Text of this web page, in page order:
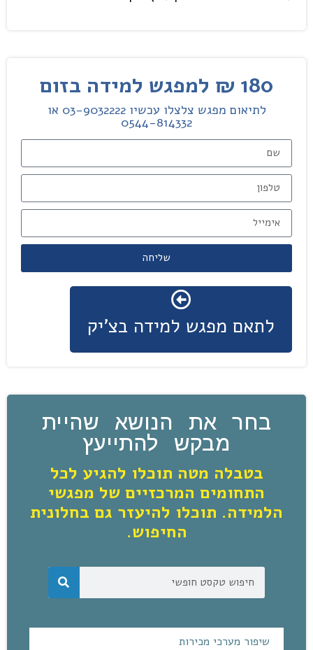
180 ₪ למפגש למידה בזום
לתיאום מפגש צלצלו עכשיו 03-9032222 או
0544-814332
שליחה
לתאם מפגש למידה בצ'יק
בחר את הנושא שהיית
מבקש להתייעץ
בטבלה מטה תוכלו להגיע לכל
התחומים המרכזיים של מפגשי
הלמידה. תוכלו להיעזר גם בחלונית
החיפוש.
שיפור מערכי מכירות